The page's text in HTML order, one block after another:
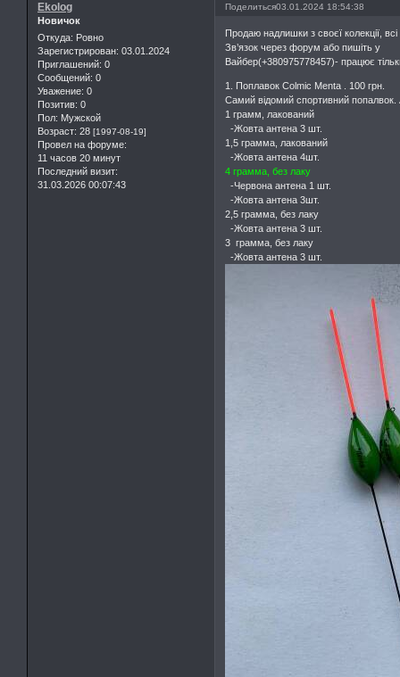
Поделиться03.01.2024 18:54:38
Ekolog
Новичок
Откуда: Ровно
Зарегистрирован: 03.01.2024
Приглашений: 0
Сообщений: 0
Уважение: 0
Позитив: 0
Пол: Мужской
Возраст: 28 [1997-08-19]
Провел на форуме:
11 часов 20 минут
Последний визит:
31.03.2026 00:07:43
Продаю надлишки з своєї колекції, всі
Зв’язок через форум або пишіть у
Вайбер(+380975778457)- працює
1. Поплавок Colmic Menta . 100 грн.
Самий відомий спортивний попалвок.
1 грамм, лакований
-Жовта антена 3 шт.
1,5 грамма, лакований
-Жовта антена 4шт.
4 грамма, без лаку
-Червона антена 1 шт.
-Жовта антена 3шт.
2,5 грамма, без лаку
-Жовта антена 3 шт.
3 грамма, без лаку
-Жовта антена 3 шт.